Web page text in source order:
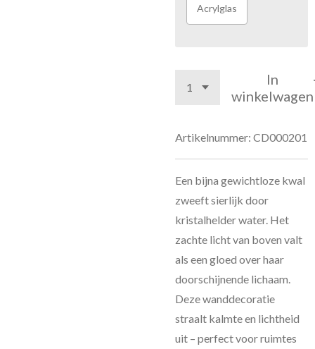
Acrylglas
In
winkelwagen
Artikelnummer: CD000201
Een bijna gewichtloze kwal
zweeft sierlijk door
kristalhelder water. Het
zachte licht van boven valt
als een gloed over haar
doorschijnende lichaam.
Deze wanddecoratie
straalt kalmte en lichtheid
uit – perfect voor ruimtes